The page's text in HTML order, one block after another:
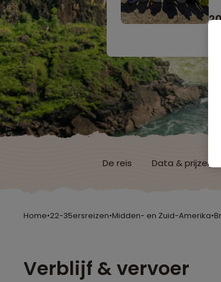
De reis Data & prijzen
Home•22-35ersreizen•Midden- en Zuid-Amerika•
Verblijf & vervoer